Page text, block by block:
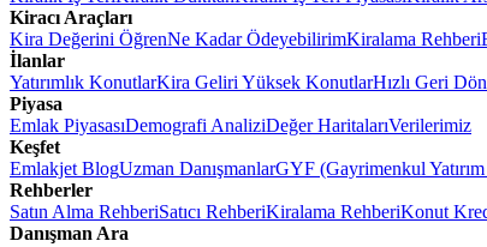
Kiracı Araçları
Kira Değerini ÖğrenNe Kadar ÖdeyebilirimKiralama Rehberi
İlanlar
Yatırımlık KonutlarKira Geliri Yüksek KonutlarHızlı Geri
Piyasa
Emlak PiyasasıDemografi AnaliziDeğer HaritalarıVerilerimiz
Keşfet
Emlakjet BlogUzman DanışmanlarGYF (Gayrimenkul
Rehberler
Satın Alma RehberiSatıcı RehberiKiralama RehberiKonut
Danışman Ara